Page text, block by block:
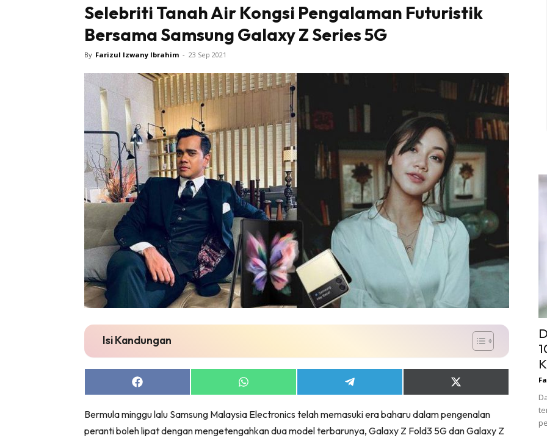
Selebriti Tanah Air Kongsi Pengalaman Futuristik
Bersama Samsung Galaxy Z Series 5G
By Farizul Izwany Ibrahim - 23 Sep 2021
Isi Kandungan
Share
on
Share
on
Share
on
Share
on
(Twitter)
Bermula minggu lalu Samsung Malaysia Electronics telah memasuki era baharu dalam pengenalan
peranti boleh lipat dengan mengetengahkan dua model terbarunya, Galaxy Z Fold3 5G dan Galaxy Z